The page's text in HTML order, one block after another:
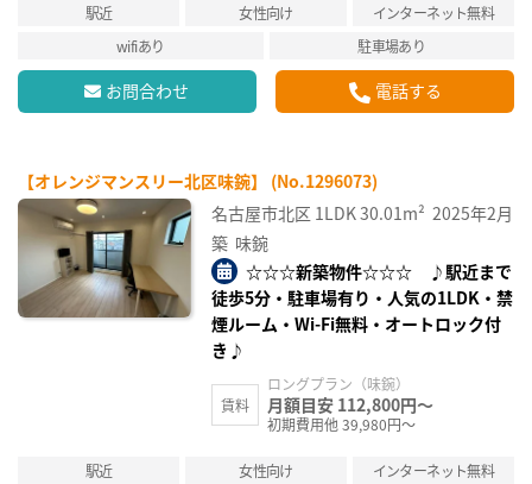
駅近 女性向け
インターネット無料
wifiあり
駐車場あり
お問合わせ 電話する
【オレンジマンスリー北区味鋺】 (No.1296073)
名古屋市北区 1LDK30.01m² 2025年2月
築 味鋺
☆☆☆新築物件☆☆☆ ♪駅近まで
徒歩5分・駐車場有り・人気の1LDK・禁
煙ルーム・Wi-Fi無料・オートロック付
き♪
賃料
ロングプラン（味鋺）
月額目安 112,800円～
初期費用他 39,980円～
駅近 女性向け
インターネット無料